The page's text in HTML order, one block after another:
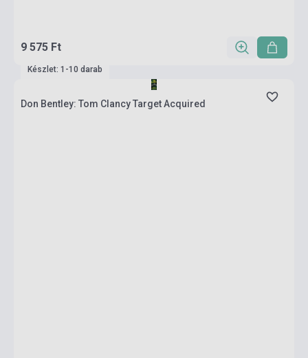
9 575 Ft
Készlet: 1-10 darab
Don Bentley: Tom Clancy Target Acquired